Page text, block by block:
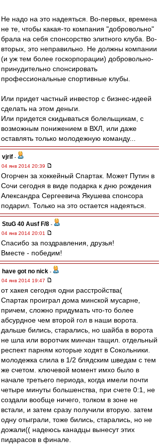
Не надо на это надеяться. Во-первых, времена
не те, чтобы какая-то компания "добровольно"
брала на себя спонсорство элитного клуба. Во-
вторых, это неправильно. Не должны компании
(и уж тем более госкорпорации) добровольно-
принудительно спонсировать
профессиональные спортивные клубы.
Или придет частный инвестор с бизнес-идеей
сделать на этом деньги.
Или придется скидываться болельщикам, с
возможным понижением в ВХЛ, или даже
оставлять только молодежную команду...
vjrif -
04 янв 2014 20:39
Огорчен за хоккейный Спартак. Может Путин в
Сочи сегодня в виде подарка к дню рождения
Александра Сергеевича Якушева спонсора
подарил. Только на это остается надеяться.
StuG 40 Ausf F/8 -
04 янв 2014 20:01
Спасибо за поздравления, друзья!
Вместе - победим!
have got no nick -
04 янв 2014 19:47
от хакея сегодня одни расстройства(
Спартак проиграл дома минской мусарне,
причем, сложно придумать что-то более
абсурдное чем второй гол в наши ворота.
дальше бились, старались, но шайба в ворота
не шла или воротчик минчан тащил. отдельный
респект парням которые ходят в Сокольники.
молодежка слила в 1/2 блядским шведам с тем
же счетом. ключевой момент имхо было в
начале третьего периода, когда имели почти
четыре минуты большенства, при счете 0:1, не
создали вообще ничего, толком в зоне не
встали, и затем сразу получили вторую. затем
одну отыграли, тоже бились, старались, но не
дожали(( надеюсь канадцы вынесут этих
пидарасов в финале.